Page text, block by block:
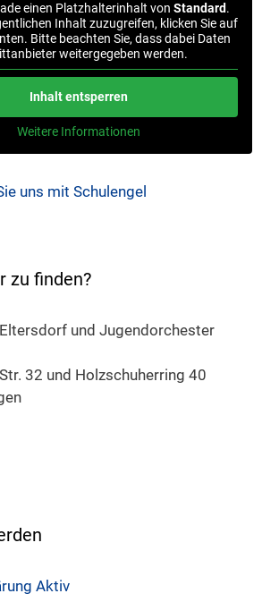
einen Platzhalterinhalt von Standard.
Inhalt zuzugreifen, klicken Sie auf
Bitte beachten Sie, dass dabei Daten
weitergegeben werden.
Inhalt entsperren
Weitere Informationen
uns mit Schulengel
zu finden?
und Jugendorchester
32 und Holzschuherring 40
Aktiv